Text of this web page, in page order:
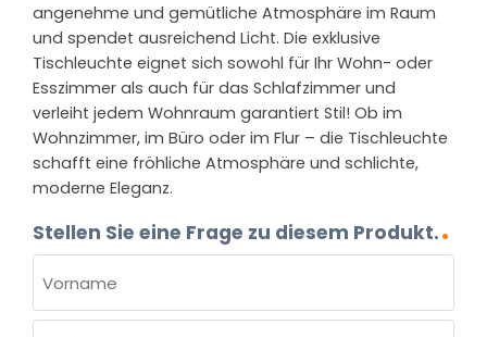
angenehme und gemütliche Atmosphäre im Raum
und spendet ausreichend Licht. Die exklusive
Tischleuchte eignet sich sowohl für Ihr Wohn- oder
Esszimmer als auch für das Schlafzimmer und
verleiht jedem Wohnraum garantiert Stil! Ob im
Wohnzimmer, im Büro oder im Flur – die Tischleuchte
schafft eine fröhliche Atmosphäre und schlichte,
moderne Eleganz.
Stellen Sie eine Frage zu diesem Produkt.
(ERFORDERLICH)
Vorname